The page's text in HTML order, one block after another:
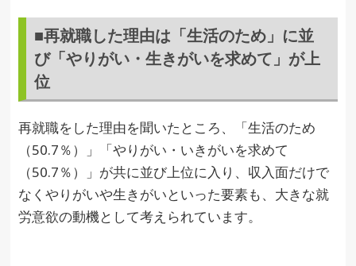
■再就職した理由は「生活のため」に並
び「やりがい・生きがいを求めて」が上
位
再就職をした理由を聞いたところ、「生活のため
（50.7％）」「やりがい・いきがいを求めて
（50.7％）」が共に並び上位に入り、収入面だけで
なくやりがいや生きがいといった要素も、大きな就
労意欲の動機として考えられています。